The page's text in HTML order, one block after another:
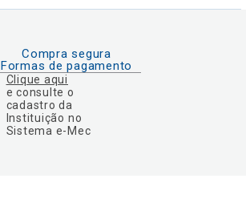
Compra segura
Formas de pagamento
Clique aqui
e consulte o
cadastro da
Instituição no
Sistema e-Mec